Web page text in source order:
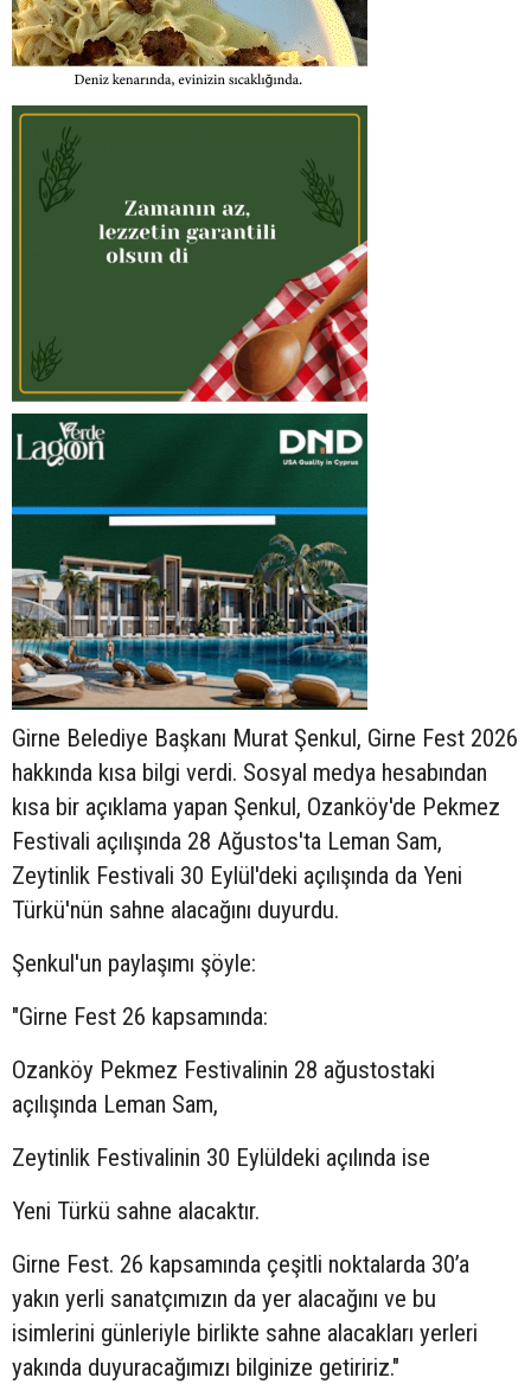
Girne Belediye Başkanı Murat Şenkul, Girne Fest 2026
hakkında kısa bilgi verdi. Sosyal medya hesabından
kısa bir açıklama yapan Şenkul, Ozanköy'de Pekmez
Festivali açılışında 28 Ağustos'ta Leman Sam,
Zeytinlik Festivali 30 Eylül'deki açılışında da Yeni
Türkü'nün sahne alacağını duyurdu.
Şenkul'un paylaşımı şöyle:
"Girne Fest 26 kapsamında:
Ozanköy Pekmez Festivalinin 28 ağustostaki
açılışında Leman Sam,
Zeytinlik Festivalinin 30 Eylüldeki açılında ise
Yeni Türkü sahne alacaktır.
Girne Fest. 26 kapsamında çeşitli noktalarda 30’a
yakın yerli sanatçımızın da yer alacağını ve bu
isimlerini günleriyle birlikte sahne alacakları yerleri
yakında duyuracağımızı bilginize getiririz."